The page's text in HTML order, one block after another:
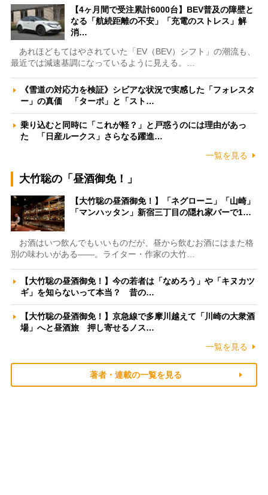
【4ヶ月間で受注累計6000台】BEV普及の障壁と
なる「航続距離の不安」「充電のストレス」解
消…
あれほどもてはやされていた「EV（BEV）シフト」の潮流も、
最近では減速基調になっているように見える。…
《雪道の対応力を検証》シビアな状況で実感した「フォレスタ
ー」の真価 「ターボ」と「スト…
乗り込むと同時に「これが軽？」と戸惑うのには理由があっ
た 「日産ルークス」さらなる躍進…
一覧を見る
大竹聡の「昼酒御免！」
【大竹聡の昼酒御免！】「ネグローニ」「山崎」
「マンハッタン」新宿三丁目の隠れ家バーで1…
お酒はいつ飲んでもいいものだが、昼から飲むお酒にはまた格
別の味わいがある――。ライター・作家の大竹…
【大竹聡の昼酒御免！】今の若者は「なめろう」や「キヌカツ
ギ」を知らないって本当？ 昔の…
【大竹聡の昼酒御免！】京急線で多摩川越えて「川崎の大衆酒
場」へと昼酒旅 押し寄せるノス…
一覧を見る
著者・連載の一覧を見る